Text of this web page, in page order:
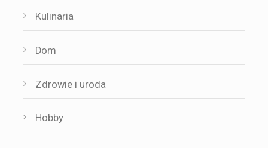
Kulinaria
Dom
Zdrowie i uroda
Hobby